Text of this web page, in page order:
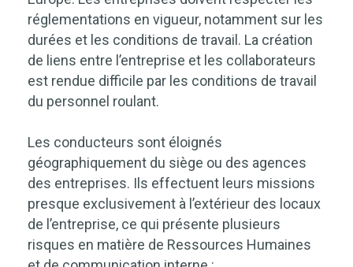
réglementations en vigueur, notamment sur les
durées et les conditions de travail. La création
de liens entre l’entreprise et les collaborateurs
est rendue difficile par les conditions de travail
du personnel roulant.
Les conducteurs sont éloignés
géographiquement du siège ou des agences
des entreprises. Ils effectuent leurs missions
presque exclusivement à l’extérieur des locaux
de l’entreprise, ce qui présente plusieurs
risques en matière de Ressources Humaines